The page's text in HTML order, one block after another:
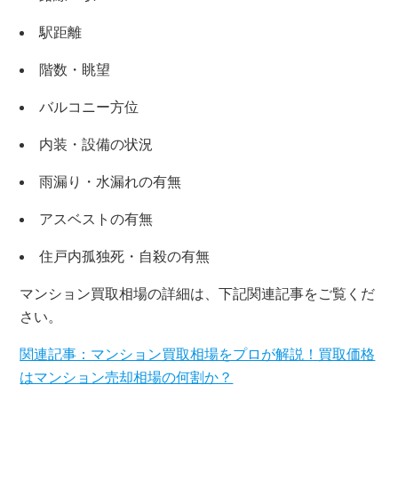
×
東京本社
関西支社
駅距離
階数・眺望
バルコニー方位
内装・設備の状況
雨漏り・水漏れの有無
アスベストの有無
住戸内孤独死・自殺の有無
マンション買取相場の詳細は、下記関連記事をご覧くだ
さい。
関連記事：マンション買取相場をプロが解説！買取価格
はマンション売却相場の何割か？